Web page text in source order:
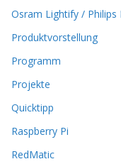
d
e
r
r
o
u
k
s
Osram Lightify / Philips
Produktvorstellung
Programm
Projekte
Quicktipp
Raspberry Pi
RedMatic